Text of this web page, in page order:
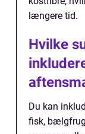
længere tid.
Hvilke
Du kan
fisk,